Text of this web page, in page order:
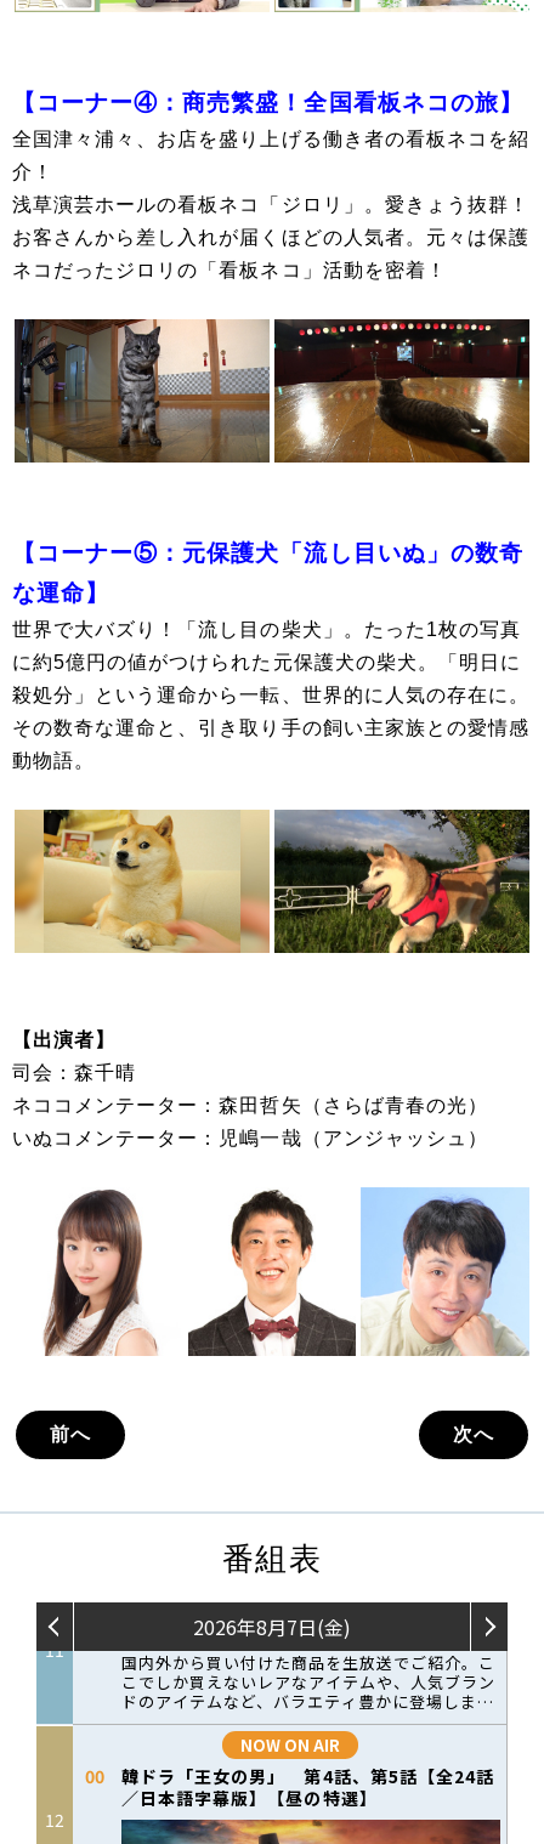
【コーナー④：商売繁盛！全国看板ネコの旅】
全国津々浦々、お店を盛り上げる働き者の看板ネコを紹
介！
浅草演芸ホールの看板ネコ「ジロリ」。愛きょう抜群！
お客さんから差し入れが届くほどの人気者。元々は保護
ネコだったジロリの「看板ネコ」活動を密着！
【コーナー⑤：元保護犬「流し目いぬ」の数奇
な運命】
世界で大バズり！「流し目の柴犬」。たった1枚の写真
に約5億円の値がつけられた元保護犬の柴犬。「明日に
殺処分」という運命から一転、世界的に人気の存在に。
その数奇な運命と、引き取り手の飼い主家族との愛情感
動物語。
【出演者】
司会：森千晴
ネココメンテーター：森田哲矢（さらば青春の光）
いぬコメンテーター：児嶋一哉（アンジャッシュ）
前へ 次へ
番組表